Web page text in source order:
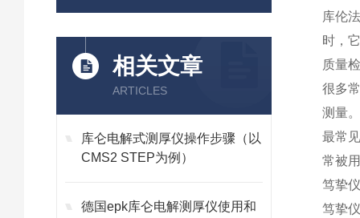
相关文章
ARTICLES
库仑电解式测厚仪操作步骤（以
CMS2 STEP为例）
德国epk库仑电解测厚仪使用和
库伦
时，
质量
很多
测量
最常
常被
笃挚
笃挚